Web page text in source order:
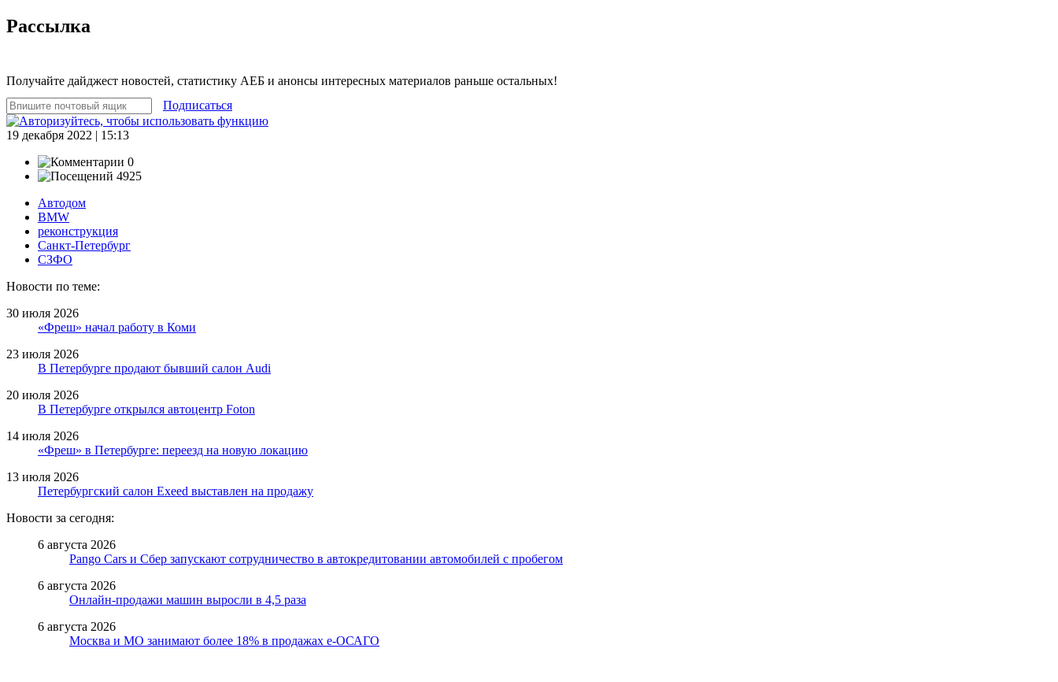
Рассылка
Получайте дайджест новостей, статистику АЕБ и анонсы интересных материалов раньше остальных!
Подписаться
19 декабря 2022 | 15:13
0
4925
Автодом
BMW
реконструкция
Санкт-Петербург
СЗФО
Новости по теме:
30 июля 2026
«Фреш» начал работу в Коми
23 июля 2026
В Петербурге продают бывший салон Audi
20 июля 2026
В Петербурге открылся автоцентр Foton
14 июля 2026
«Фреш» в Петербурге: переезд на новую локацию
13 июля 2026
Петербургский салон Exeed выставлен на продажу
Новости за сегодня:
6 августа 2026
Pango Cars и Сбер запускают сотрудничество в автокредитовании автомобилей с пробегом
6 августа 2026
Онлайн-продажи машин выросли в 4,5 раза
6 августа 2026
Москва и МО занимают более 18% в продажах е-ОСАГО